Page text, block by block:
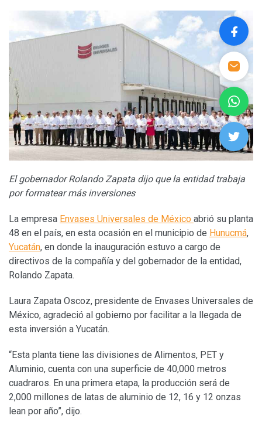
El gobernador Rolando Zapata dijo que la entidad trabaja
por formatear más inversiones
La empresa Envases Universales de México abrió su planta
48 en el país, en esta ocasión en el municipio de Hunucmá,
Yucatán, en donde la inauguración estuvo a cargo de
directivos de la compañía y del gobernador de la entidad,
Rolando Zapata.
Laura Zapata Oscoz, presidente de Envases Universales de
México, agradeció al gobierno por facilitar a la llegada de
esta inversión a Yucatán.
“Esta planta tiene las divisiones de Alimentos, PET y
Aluminio, cuenta con una superficie de 40,000 metros
cuadraros. En una primera etapa, la producción será de
2,000 millones de latas de aluminio de 12, 16 y 12 onzas
lean por año”, dijo.